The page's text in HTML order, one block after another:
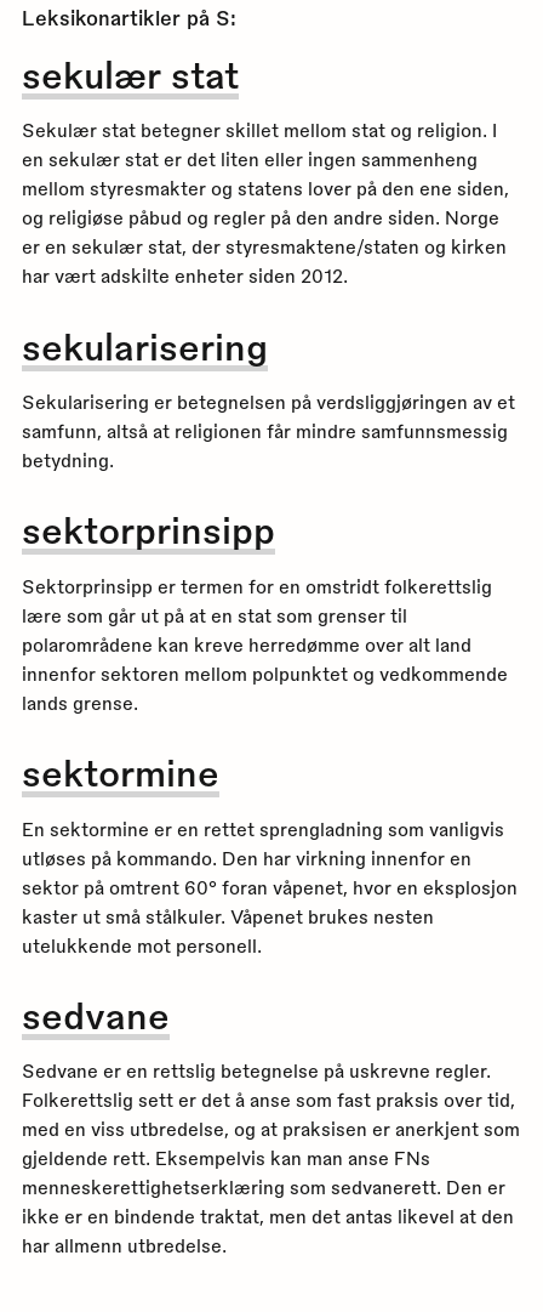
Leksikonartikler på S:
sekulær stat
Sekulær stat betegner skillet mellom stat og religion. I
en sekulær stat er det liten eller ingen sammenheng
mellom styresmakter og statens lover på den ene siden,
og religiøse påbud og regler på den andre siden. Norge
er en sekulær stat, der styresmaktene/staten og kirken
har vært adskilte enheter siden 2012.
sekularisering
Sekularisering er betegnelsen på verdsliggjøringen av et
samfunn, altså at religionen får mindre samfunnsmessig
betydning.
sektorprinsipp
Sektorprinsipp er termen for en omstridt folkerettslig
lære som går ut på at en stat som grenser til
polarområdene kan kreve herredømme over alt land
innenfor sektoren mellom polpunktet og vedkommende
lands grense.
sektormine
En sektormine er en rettet sprengladning som vanligvis
utløses på kommando. Den har virkning innenfor en
sektor på omtrent 60° foran våpenet, hvor en eksplosjon
kaster ut små stålkuler. Våpenet brukes nesten
utelukkende mot personell.
sedvane
Sedvane er en rettslig betegnelse på uskrevne regler.
Folkerettslig sett er det å anse som fast praksis over tid,
med en viss utbredelse, og at praksisen er anerkjent som
gjeldende rett. Eksempelvis kan man anse FNs
menneskerettighetserklæring som sedvanerett. Den er
ikke er en bindende traktat, men det antas likevel at den
har allmenn utbredelse.